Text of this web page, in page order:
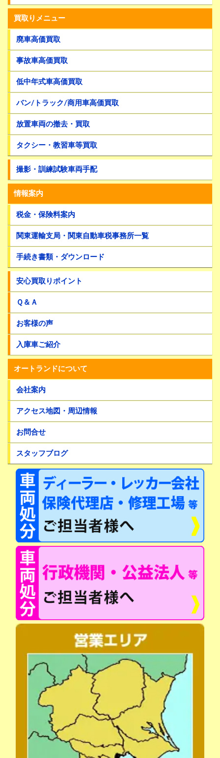
買取りメニュー
廃車高価買取
事故車高価買取
低中年式車高価買取
バン/トラック/商用車高価買取
放置車両の撤去・買取
タクシー・教習車等買取
撮影・訓練試験車両手配
情報案内
税金・保険料案内
関東運輸支局・関東自動車税事務所一覧
手続き書類・ダウンロード
安心買取りポイント
Ｑ＆Ａ
お客様の声
入庫車ご紹介
オートランドについて
会社案内
アクセス地図・周辺情報
お問合せ
スタッフブログ